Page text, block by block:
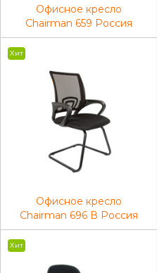
Офисное кресло
Chairman 659 Россия
Терра черный матовый/
Хит
Офисное кресло
Chairman 696 В Россия
ТВ-01 черный
Хит